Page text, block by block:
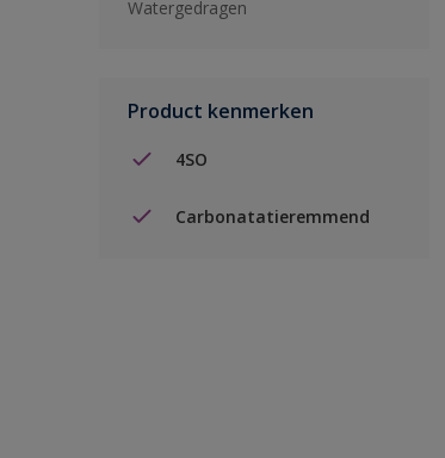
Watergedragen
Product kenmerken
4SO
Carbonatatieremmend